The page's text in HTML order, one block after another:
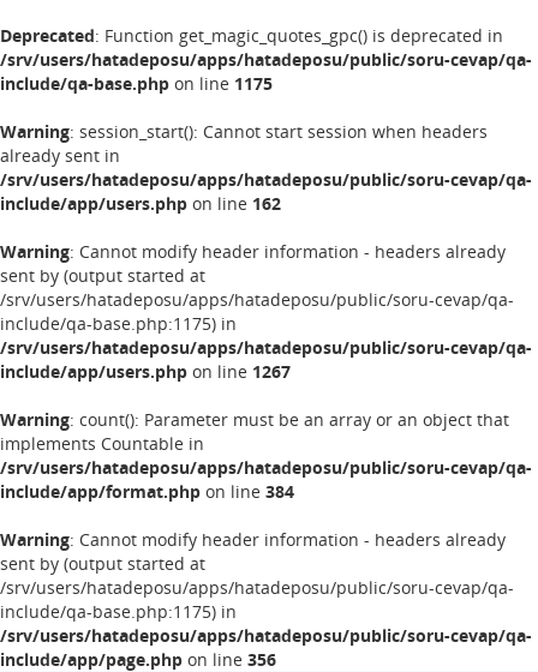
Deprecated: Function get_magic_quotes_gpc() is deprecated in
/srv/users/hatadeposu/apps/hatadeposu/public/soru-cevap/qa-
include/qa-base.php on line 1175
Warning: session_start(): Cannot start session when headers
already sent in
/srv/users/hatadeposu/apps/hatadeposu/public/soru-cevap/qa-
include/app/users.php on line 162
Warning: Cannot modify header information - headers already
sent by (output started at
/srv/users/hatadeposu/apps/hatadeposu/public/soru-cevap/qa-
include/qa-base.php:1175) in
/srv/users/hatadeposu/apps/hatadeposu/public/soru-cevap/qa-
include/app/users.php on line 1267
Warning: count(): Parameter must be an array or an object that
implements Countable in
/srv/users/hatadeposu/apps/hatadeposu/public/soru-cevap/qa-
include/app/format.php on line 384
Warning: Cannot modify header information - headers already
sent by (output started at
/srv/users/hatadeposu/apps/hatadeposu/public/soru-cevap/qa-
include/qa-base.php:1175) in
/srv/users/hatadeposu/apps/hatadeposu/public/soru-cevap/qa-
include/app/page.php on line 356